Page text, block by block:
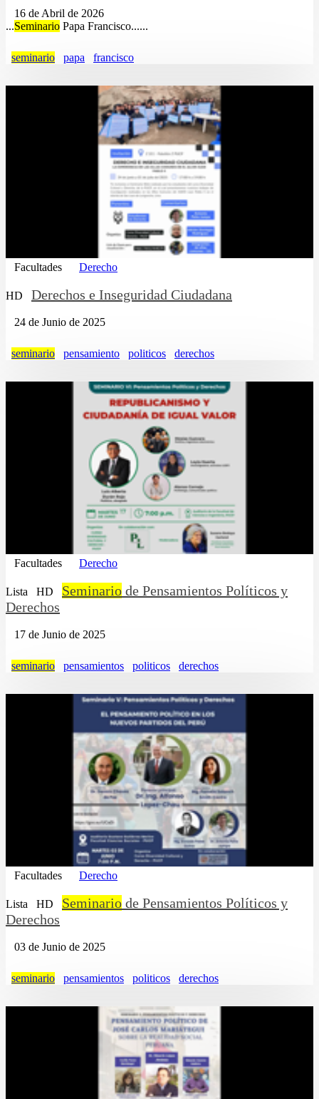
16 de Abril de 2026
...Seminario Papa Francisco......
seminario papa francisco
Facultades Derecho
HD Derechos e Inseguridad Ciudadana
24 de Junio de 2025
seminario pensamiento politicos derechos
Facultades Derecho
Lista HD Seminario de Pensamientos Políticos y
Derechos
17 de Junio de 2025
seminario pensamientos politicos derechos
Facultades Derecho
Lista HD Seminario de Pensamientos Políticos y
Derechos
03 de Junio de 2025
seminario pensamientos politicos derechos